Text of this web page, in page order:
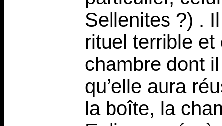
Sellenites ?) .
rituel terrible
chambre dont
qu’elle aura
la boîte, la